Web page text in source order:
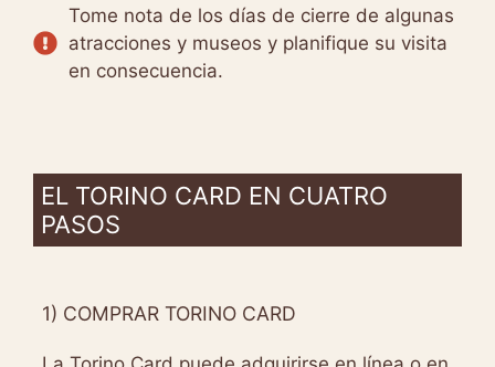
Tome nota de los días de cierre de algunas
atracciones y museos y planifique su visita
en consecuencia.
EL TORINO CARD EN CUATRO
PASOS
1) COMPRAR TORINO CARD